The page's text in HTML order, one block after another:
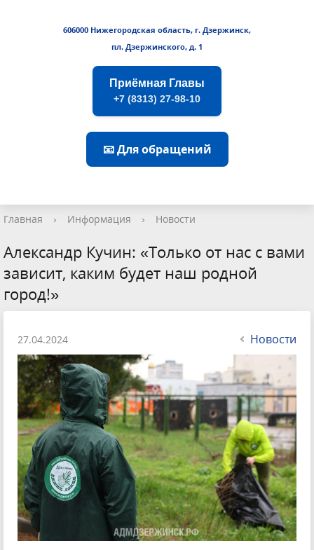
606000 Нижегородская область, г. Дзержинск,
пл. Дзержинского, д. 1
Приёмная Главы
+7 (8313) 27-98-10
📧 Для обращений
Главная › Информация › Новости
Александр Кучин: «Только от нас с вами
зависит, каким будет наш родной
город!»
27.04.2024 Новости